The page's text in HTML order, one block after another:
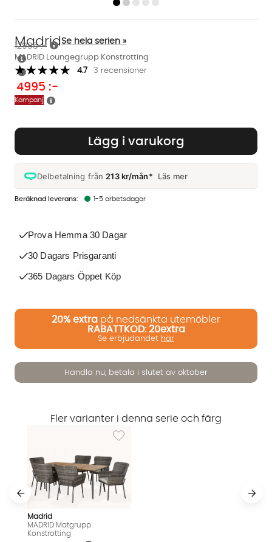
MADRID Loungegrupp Konstrotting
Madrid Se hela serien »
4.7 3 recensioner
4995 :-
12995 :-
Kampanj
Lägg i varukorg
Delbetalning från213 kr/mån* Läs mer
1-5 arbetsdagar
Prova Hemma 30 Dagar
30 Dagars Prisgaranti
365 Dagars Öppet Köp
20% extra på nedsänkta utemöbler
RABATTKOD: 20extra
Se erbjudandet här
Handla nu, betala i slutet av oktober
Fler varianter i denna serie och färg
Lägg till i önskelista: MADRID Matgrupp
Madrid
MADRID Matgrupp
Konstrotting
Vi använder AI för att svara på dina frågor. Konversationen
sparas i upp till 24 timmar för att kunna hjälpa dig. Vi delar
inte dina uppgifter med tredje part. Läs mer i vår